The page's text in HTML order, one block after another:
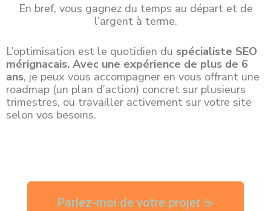
En bref, vous gagnez du temps au départ et de
l’argent à terme.
L’optimisation est le quotidien du spécialiste SEO
mérignacais. Avec une expérience de plus de 6
ans, je peux vous accompagner en vous offrant une
roadmap (un plan d’action) concret sur plusieurs
trimestres, ou travailler activement sur votre site
selon vos besoins.
Parlez-moi de votre projet ☕